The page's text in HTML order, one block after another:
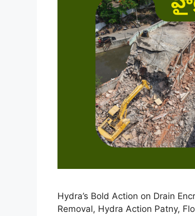
Hydra’s Bold Action on Drain
Removal, Hydra Action Patny,